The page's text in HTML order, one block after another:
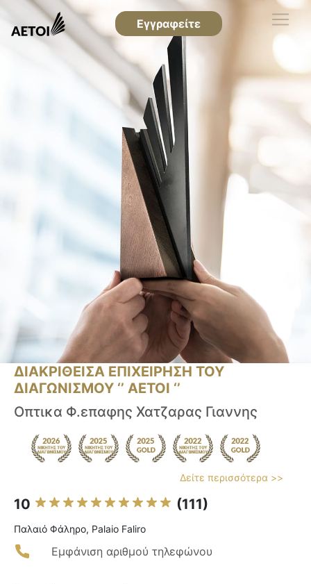
Εγγραφείτε
ΔΙΑΚΡΙΘΕΙΣΑ ΕΠΙΧΕΙΡΗΣΗ ΤΟΥ
ΔΙΑΓΩΝΙΣΜΟΥ ‘’ ΑΕΤΟΙ ‘’
Οπτικα Φ.επαφης Χατζαρας Γιαννης
Δείτε περισσότερα >>
10 (111)
Παλαιό Φάληρο, Palaio Faliro
Εμφάνιση αριθμού τηλεφώνου